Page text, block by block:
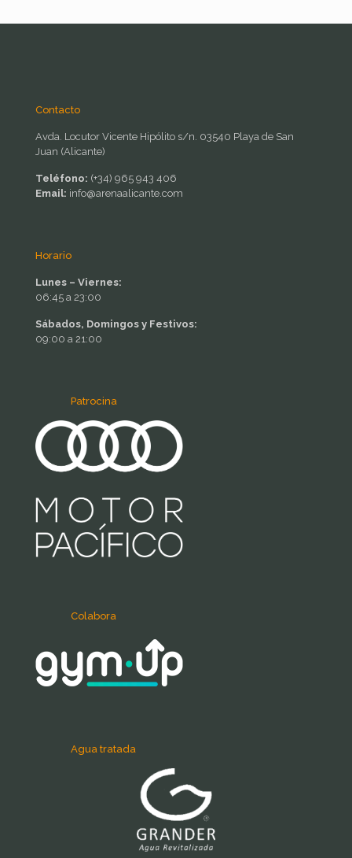
Contacto
Avda. Locutor Vicente Hipólito s/n. 03540 Playa de San
Juan (Alicante)
Teléfono: (+34) 965 943 406
Email: info@arenaalicante.com
Horario
Lunes – Viernes:
06:45 a 23:00
Sábados, Domingos y Festivos:
09:00 a 21:00
Patrocina
Colabora
Agua tratada